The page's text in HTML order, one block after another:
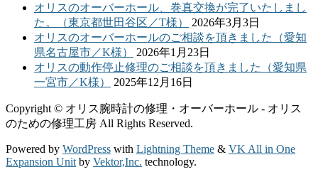
オリスのオーバーホール、巻真交換が完了いたしまし
た。（東京都世田谷区／T様）
2026年3月3日
オリスのオーバーホールのご相談を頂きました（愛知
県名古屋市／K様）
2026年1月23日
オリスの動作停止修理のご相談を頂きました（愛知県
一宮市／K様）
2025年12月16日
Copyright © オリス腕時計の修理・オーバーホール - オリス
のための修理工房 All Rights Reserved.
Powered by WordPress with Lightning Theme & VK All in One
Expansion Unit by Vektor,Inc. technology.